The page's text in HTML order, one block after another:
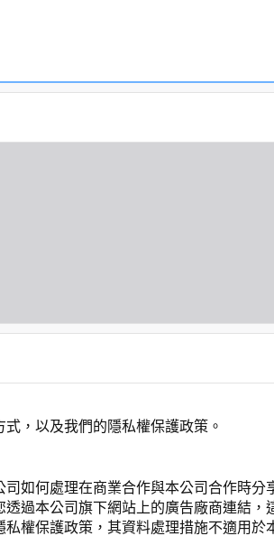
，以及我們的隱私權保護政策。
如何處理在商業合作與本公司合作時分
過本公司旗下網站上的廣告廠商連結，
權保護政策，其資料處理措施不適用於